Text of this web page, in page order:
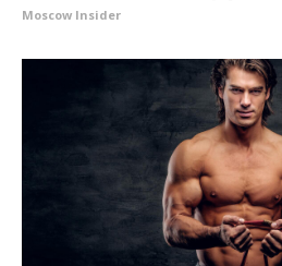
Moscow Insider